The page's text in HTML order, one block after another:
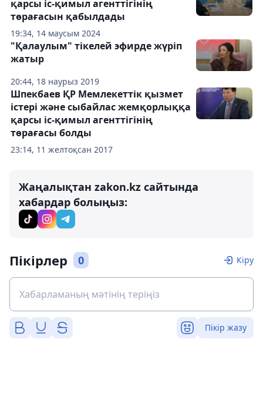
19:34, 14 маусым 2024
қарсы іс-қимыл агенттігінің
төрағасын қабылдады
20:44, 18 наурыз 2019
"Қалаулым" тікелей эфирде жүріп
жатыр
23:14, 11 желтоқсан 2017
Шпекбаев ҚР Мемлекеттік қызмет
істері және сыбайлас жемқорлыққа
қарсы іс-қимыл агенттігінің
төрағасы болды
Жаңалықтан zakon.kz сайтында
хабардар болыңыз:
Пікірлер 0 Кіру
Пікір жазу